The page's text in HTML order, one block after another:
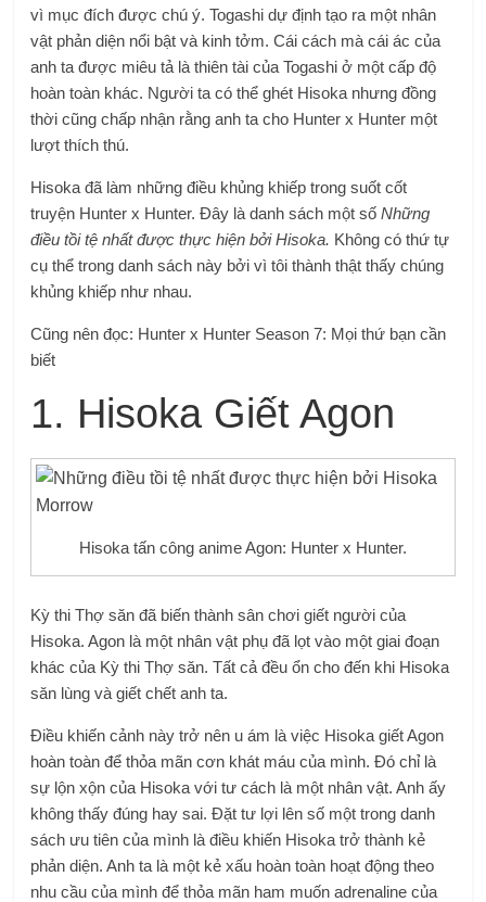
vì mục đích được chú ý. Togashi dự định tạo ra một nhân
vật phản diện nổi bật và kinh tởm. Cái cách mà cái ác của
anh ta được miêu tả là thiên tài của Togashi ở một cấp độ
hoàn toàn khác. Người ta có thể ghét Hisoka nhưng đồng
thời cũng chấp nhận rằng anh ta cho Hunter x Hunter một
lượt thích thú.
Hisoka đã làm những điều khủng khiếp trong suốt cốt
truyện Hunter x Hunter. Đây là danh sách một sốNhững
điều tồi tệ nhất được thực hiện bởi Hisoka. Không có thứ tự
cụ thể trong danh sách này bởi vì tôi thành thật thấy chúng
khủng khiếp như nhau.
Cũng nên đọc: Hunter x Hunter Season 7: Mọi thứ bạn cần
biết
1. Hisoka Giết Agon
Hisoka tấn công anime Agon: Hunter x Hunter.
Kỳ thi Thợ săn đã biến thành sân chơi giết người của
Hisoka. Agon là một nhân vật phụ đã lọt vào một giai đoạn
khác của Kỳ thi Thợ săn. Tất cả đều ổn cho đến khi Hisoka
săn lùng và giết chết anh ta.
Điều khiến cảnh này trở nên u ám là việc Hisoka giết Agon
hoàn toàn để thỏa mãn cơn khát máu của mình. Đó chỉ là
sự lộn xộn của Hisoka với tư cách là một nhân vật. Anh ấy
không thấy đúng hay sai. Đặt tư lợi lên số một trong danh
sách ưu tiên của mình là điều khiến Hisoka trở thành kẻ
phản diện. Anh ta là một kẻ xấu hoàn toàn hoạt động theo
nhu cầu của mình để thỏa mãn ham muốn adrenaline của